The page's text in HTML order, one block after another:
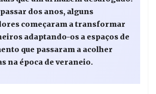
dos anos, alguns
começaram a transformar
adaptando-os a espaços de
que passaram a acolher
na época de veraneio.